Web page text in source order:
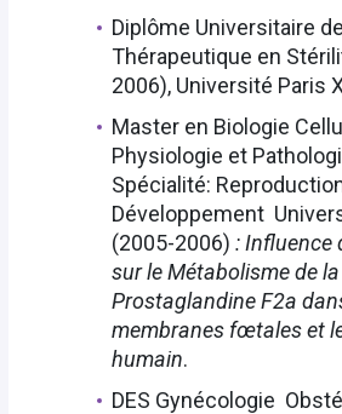
Diplôme Universitaire de
Thérapeutique en
2006), Université Paris
Master en Biologie
Physiologie et
Spécialité:
Développement
(2005-2006): Influence
sur le Métabolisme de la
Prostaglandine F2a
membranes fœtales et
humain.
DES Gynécologie